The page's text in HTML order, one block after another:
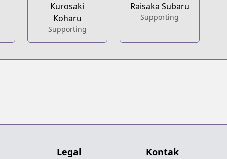
Kurosaki
Koharu
Supporting
Raisaka Subaru
Supporting
Legal Kontak